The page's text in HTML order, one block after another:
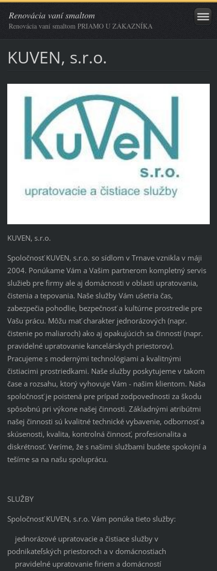
Renovácia vaní smaltom
Renovácia vaní smaltom PRIAMO U ZÁKAZNÍKA
KUVEN, s.r.o.
KUVEN, s.r.o.
Spoločnosť KUVEN, s.r.o. so sídlom v Trnave vznikla v máji
2004. Ponúkame Vám a Vašim partnerom kompletný servis
služieb pre firmy ale aj domácnosti v oblasti upratovania,
čistenia a tepovania. Naše služby Vám ušetria čas,
zabezpečia pohodlie, bezpečnosť a kultúrne prostredie pre
Vašu prácu. Môžu mať charakter jednorázových (napr.
čistenie po maliaroch) ako aj opakujúcich sa činností (napr.
pravidelné upratovanie kancelárskych priestorov).
Pracujeme s modernými technológiami a kvalitnými
čistiacimi prostriedkami. Naše služby poskytujeme v takom
čase a rozsahu, ktorý vyhovuje Vám - našim klientom. Naša
spoločnosť je poistená pre prípad zodpovednosti za škodu
spôsobnú pri výkone našej činnosti. Základnými atribútmi
našej činnosti sú kvalitné technické vybavenie, odbornosť a
skúsenosti, kvalita, kontrolná činnosť, profesionalita a
diskrétnosť. Veríme, že s našimi službami budete spokojní a
tešíme sa na našu spoluprácu.
SLUŽBY
Spoločnosť KUVEN, s.r.o. Vám ponúka tieto služby:
jednorázové upratovacie a čistiace služby v
podnikateľských priestoroch a v domácnostiach
pravidelné upratovanie firiem a domácností